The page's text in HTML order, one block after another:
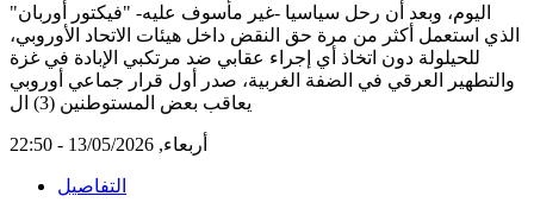
اليوم، وبعد أن رحل سياسيا -غير مأسوف عليه- "فيكتور أوربان"
الذي استعمل أكثر من مرة حق النقض داخل هيئات الاتحاد الأوروبي،
للحيلولة دون اتخاذ أي إجراء عقابي ضد مرتكبي الإبادة في غزة
والتطهير العرقي في الضفة الغربية، صدر أول قرار جماعي أوروبي
يعاقب بعض المستوطنين (3) ال
أربعاء, 13/05/2026 - 22:50
التفاصيل